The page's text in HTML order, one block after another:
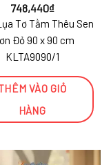
748,440₫
Tơ Tằm Thêu Sen
Đỏ 90 x 90 cm
KLTA9090/1
VÀO GIỎ
HÀNG